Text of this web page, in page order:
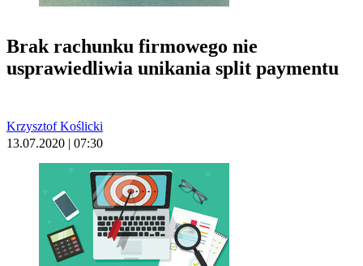
Brak rachunku firmowego nie
usprawiedliwia unikania split paymentu
Krzysztof Koślicki
13.07.2020 | 07:30